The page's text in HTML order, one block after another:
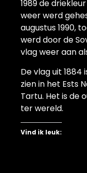
1989 de
weer werd
augustus 1990,
werd door de
vlag weer aan
De vlag uit
zien in het Ests
Tartu. Het is de
ter wereld.
Vind ik leuk: